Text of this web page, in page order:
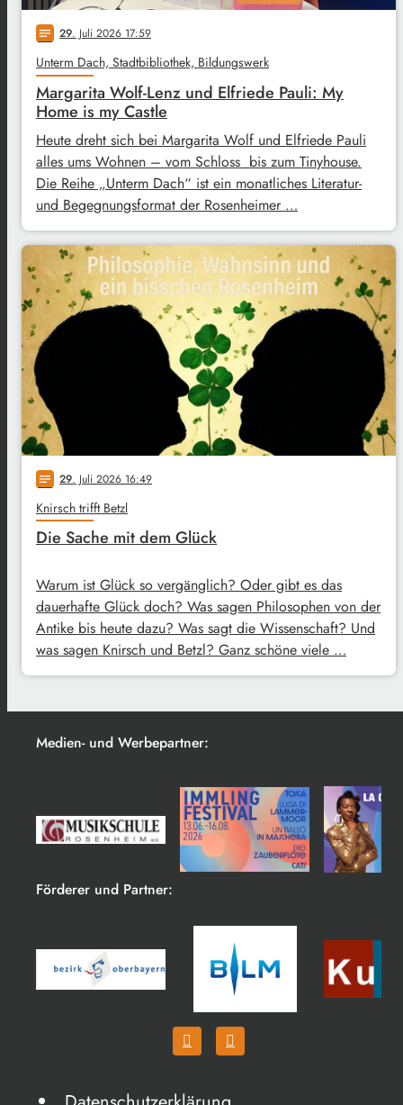
notes 29. Juli 2026 17:59
Unterm Dach, Stadtbibliothek, Bildungswerk
Margarita Wolf-Lenz und Elfriede Pauli: My
Home is my Castle
Heute dreht sich bei Margarita Wolf und Elfriede Pauli
alles ums Wohnen – vom Schloss bis zum Tinyhouse.
Die Reihe „Unterm Dach“ ist ein monatliches Literatur-
und Begegnungsformat der Rosenheimer …
notes 29. Juli 2026 16:49
Knirsch trifft Betzl
Die Sache mit dem Glück
Warum ist Glück so vergänglich? Oder gibt es das
dauerhafte Glück doch? Was sagen Philosophen von der
Antike bis heute dazu? Was sagt die Wissenschaft? Und
was sagen Knirsch und Betzl? Ganz schöne viele …
Medien- und Werbepartner:
Förderer und Partner: